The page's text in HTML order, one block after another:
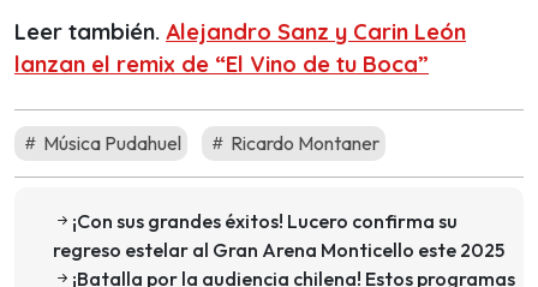
Leer también. Alejandro Sanz y Carin León
lanzan el remix de “El Vino de tu Boca”
Música Pudahuel Ricardo Montaner
¡Con sus grandes éxitos! Lucero confirma su
regreso estelar al Gran Arena Monticello este 2025
¡Batalla por la audiencia chilena! Estos programas